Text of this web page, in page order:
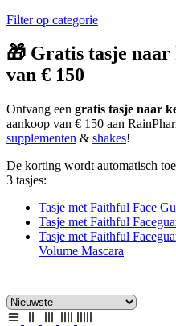
Filter op categorie
🎁 Gratis tasje naar
van € 150
Ontvang een gratis tasje naar
aankoop van € 150 aan
supplementen & shakes!
De korting wordt automatisch
3 tasjes:
Tasje met Faithful Face
Tasje met Faithful
Tasje met Faithful
Volume Mascara